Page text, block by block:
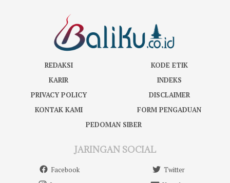
REDAKSI
KODE ETIK
KARIR
INDEKS
PRIVACY POLICY
DISCLAIMER
KONTAK KAMI
FORM PENGADUAN
PEDOMAN SIBER
JARINGAN SOCIAL
Facebook
Twitter